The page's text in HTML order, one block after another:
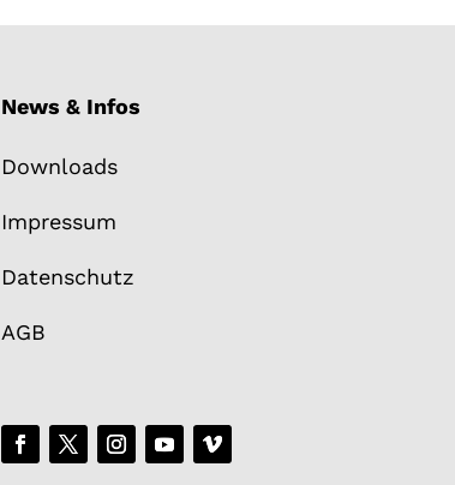
News & Infos
Downloads
Impressum
Datenschutz
AGB